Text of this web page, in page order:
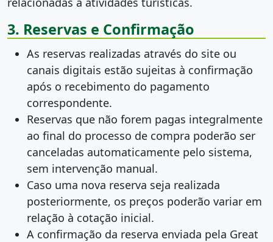
3. Reservas e Confirmação
As reservas realizadas através do site ou
canais digitais estão sujeitas à confirmação
após o recebimento do pagamento
correspondente.
Reservas que não forem pagas integralmente
ao final do processo de compra poderão ser
canceladas automaticamente pelo sistema,
sem intervenção manual.
Caso uma nova reserva seja realizada
posteriormente, os preços poderão variar em
relação à cotação inicial.
A confirmação da reserva enviada pela Great